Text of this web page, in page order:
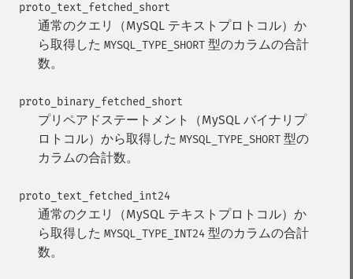
proto_text_fetched_short
通常のクエリ（MySQL テキストプロトコル）か
ら取得した MYSQL_TYPE_SHORT 型のカラムの合計
数。
proto_binary_fetched_short
プリペアドステートメント（MySQL バイナリプ
ロトコル）から取得した MYSQL_TYPE_SHORT 型の
カラムの合計数。
proto_text_fetched_int24
通常のクエリ（MySQL テキストプロトコル）か
ら取得した MYSQL_TYPE_INT24 型のカラムの合計
数。